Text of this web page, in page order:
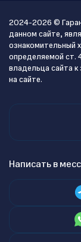
2024-2026 ©
данном сайте,
ознакомительный
определяемой ст.
владельца сайта
на сайте.
Написать в